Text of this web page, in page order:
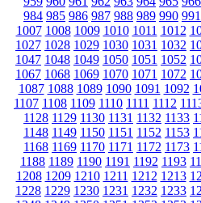
984 985 986 987 988 989 990 991
1007 1008 1009 1010 1011 1012
1027 1028 1029 1030 1031 1032
1047 1048 1049 1050 1051 1052
1067 1068 1069 1070 1071 1072
1087 1088 1089 1090 1091 1092
1107 1108 1109 1110 1111 1112
1128 1129 1130 1131 1132 1133
1148 1149 1150 1151 1152 1153
1168 1169 1170 1171 1172 1173
1188 1189 1190 1191 1192 1193
1208 1209 1210 1211 1212 1213
1228 1229 1230 1231 1232 1233